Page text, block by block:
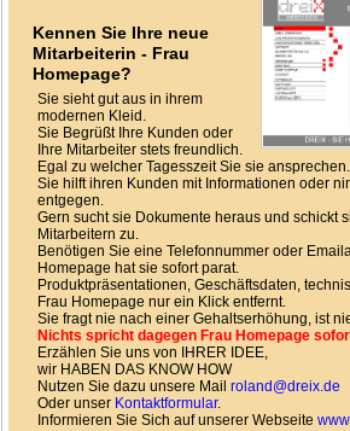
Kennen Sie Ihre neue
Mitarbeiterin - Frau
Homepage?
Sie sieht gut aus in ihrem
modernen Kleid.
Sie Begrüßt Ihre Kunden oder
Ihre Mitarbeiter stets freundlich.
Egal zu welcher Tagesszeit Sie sie ansprechen.
Sie hilft ihren Kunden mit Informationen oder
entgegen.
Gern sucht sie Dokumente heraus und schickt
Mitarbeitern zu.
Benötigen Sie eine Telefonnummer oder
Homepage hat sie sofort parat.
Produktpräsentationen, Geschäftsdaten,
Frau Homepage nur ein Klick entfernt.
Sie fragt nie nach einer Gehaltserhöhung, ist
Nichts spricht dagegen Frau Homepage
Erzählen Sie uns von IHRER IDEE,
wir HABEN DAS KNOW HOW
Nutzen Sie dazu unsere Mail roland@dreix.de
Oder unser Kontaktformular.
Informieren Sie Sich auf unserer Webseite